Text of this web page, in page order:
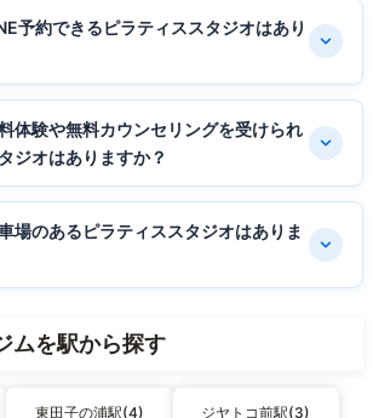
予約できるピラティススタジオはあり
体験や無料カウンセリングを受けられ
ジオはありますか？
場のあるピラティススタジオはありま
ムを駅から探す
東田子の浦駅(4) ジヤトコ前駅(3)